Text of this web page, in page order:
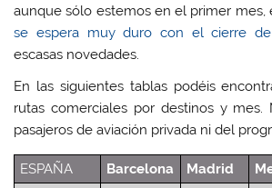
aunque sólo estemos en el primer mes,
se espera muy duro con el cierre de
escasas novedades.
En las siguientes tablas podéis
rutas comerciales por destinos y
pasajeros de aviación privada ni del
ESPAÑA Barcelona Madrid